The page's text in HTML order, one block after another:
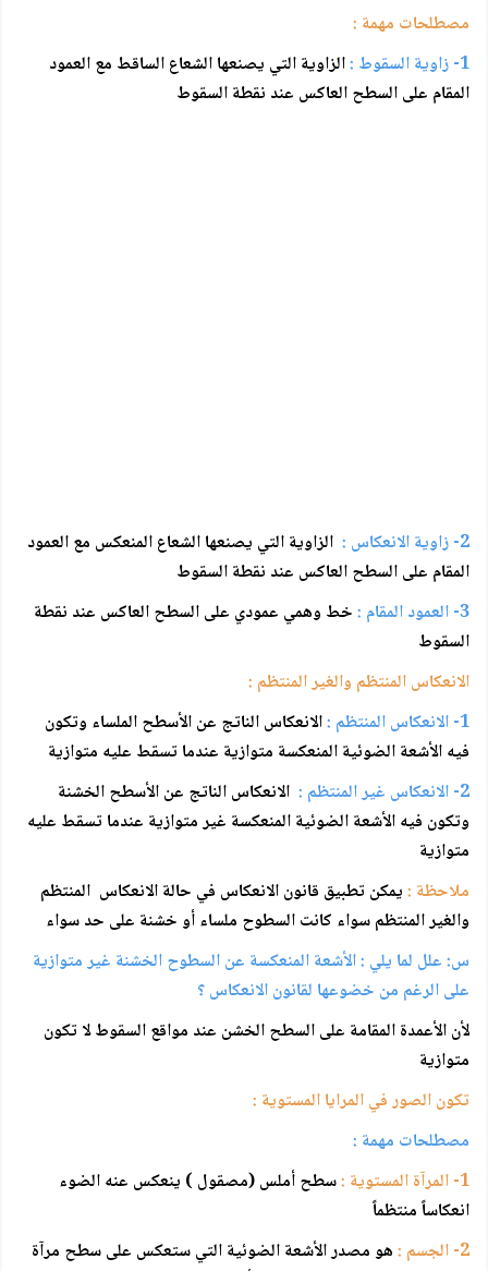
مصطلحات مهمة :
1- زاوية السقوط :
الزاوية التي يصنعها الشعاع الساقط مع العمود
المقام على السطح العاكس عند نقطة السقوط
2- زاوية الانعكاس :
الزاوية التي يصنعها الشعاع المنعكس مع العمود
المقام على السطح العاكس عند نقطة السقوط
3- العمود المقام :
خط وهمي عمودي على السطح العاكس عند نقطة
السقوط
الانعكاس المنتظم والغير المنتظم :
1- الانعكاس المنتظم :
الانعكاس الناتج عن الأسطح الملساء وتكون
فيه الأشعة الضوئية المنعكسة متوازية عندما تسقط عليه متوازية
2- الانعكاس غير المنتظم :
الانعكاس الناتج عن الأسطح الخشنة
وتكون فيه الأشعة الضوئية المنعكسة غير متوازية عندما تسقط عليه
متوازية
ملاحظة :يمكن تطبيق قانون الانعكاس في حالة الانعكاس المنتظم
والغير المنتظم سواء كانت السطوح ملساء أو خشنة على حد سواء
س: علل لما يلي : الأشعة المنعكسة عن السطوح الخشنة غير متوازية
على الرغم من خضوعها لقانون الانعكاس ؟
لأن الأعمدة المقامة على السطح الخشن عند مواقع السقوط لا تكون
متوازية
تكون الصور في المرايا المستوية :
مصطلحات مهمة :
1- المرآة المستوية :
سطح أملس (مصقول ) ينعكس عنه الضوء
انعكاساً منتظماً
2- الجسم :
هو مصدر الأشعة الضوئية التي ستعكس على سطح مرآة